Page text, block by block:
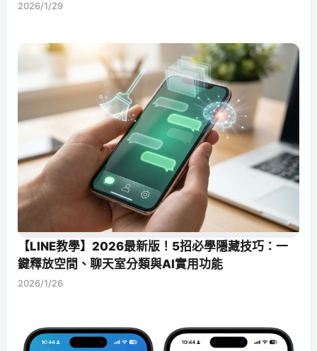
2026/1/29
【LINE教學】2026最新版！5招必學隱藏技巧：一
鍵釋放空間、聊天室分類與AI實用功能
2026/1/26